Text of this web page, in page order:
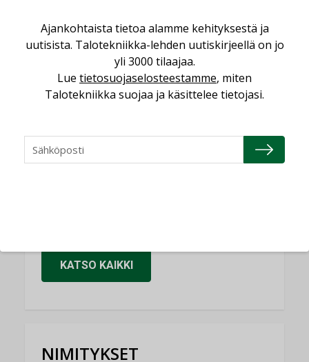
Sähköistäminen säästää euroja
KOLUMNI
Yli miljoona kotia on vailla toimivaa
ilmanvaihtoa
KOLUMNI
saatavien tietojen vertailukelpoisuus?
KOLUMNI
KATSO KAIKKI
NIMITYKSET
Ajankohtaista tietoa alamme kehityksestä ja
uutisista. Talotekniikka-lehden uutiskirjeellä on jo
yli 3000 tilaajaa.
Lue tietosuojaselosteestamme, miten
Talotekniikka suojaa ja käsittelee tietojasi.